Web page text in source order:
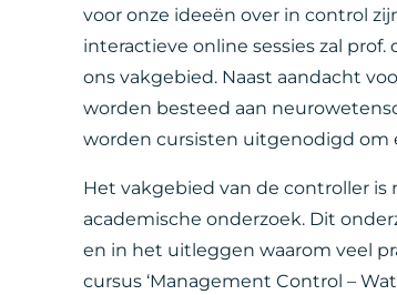
voor onze ideeën over in control
interactieve online sessies zal
ons vakgebied. Naast aandacht
worden besteed aan
worden cursisten uitgenodigd om
Het vakgebied van de controller
academische onderzoek. Dit
en in het uitleggen waarom veel
cursus ‘Management Control –